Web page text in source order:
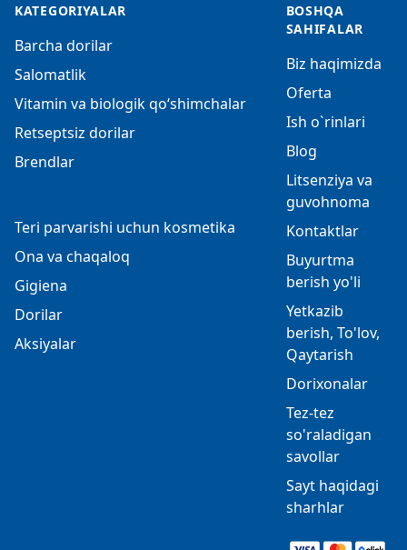
KATEGORIYALAR
Barcha dorilar
Salomatlik
Vitamin va biologik qo‘shimchalar
Retseptsiz dorilar
Brendlar
Teri parvarishi uchun kosmetika
Ona va chaqaloq
Gigiena
Dorilar
Aksiyalar
BOSHQA
SAHIFALAR
Biz haqimizda
Oferta
Ish o`rinlari
Blog
Litsenziya va
guvohnoma
Kontaktlar
Buyurtma
berish yo'li
Yetkazib
berish, To'lov,
Qaytarish
Dorixonalar
Tez-tez
so'raladigan
savollar
Sayt haqidagi
sharhlar